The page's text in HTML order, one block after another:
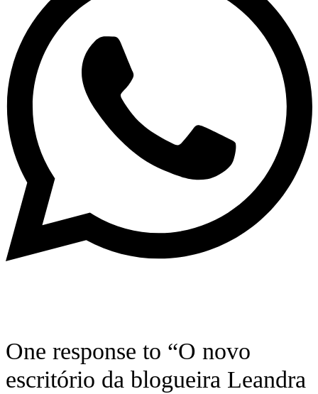
One response to “O novo
escritório da blogueira Leandra